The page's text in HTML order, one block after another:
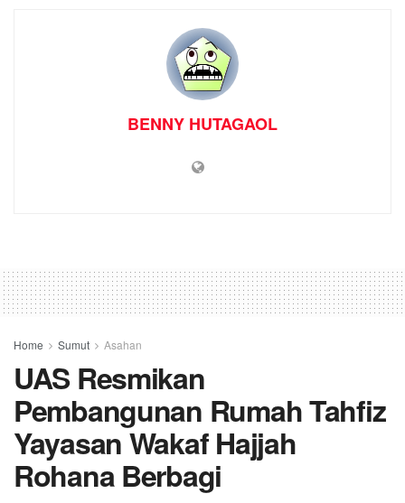
BENNY HUTAGAOL
Home Sumut Asahan
UAS Resmikan
Pembangunan Rumah Tahfiz
Yayasan Wakaf Hajjah
Rohana Berbagi